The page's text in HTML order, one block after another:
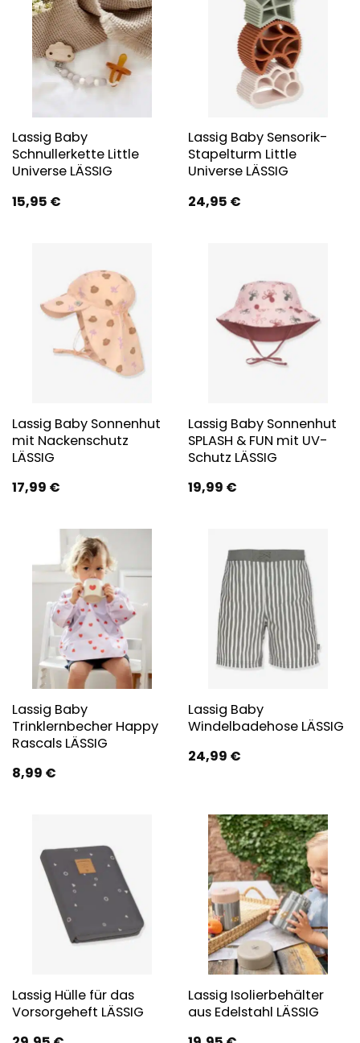
Lassig Baby
Schnullerkette Little
Universe LÄSSIG
15,95 €
Lassig Baby Sensorik-
Stapelturm Little
Universe LÄSSIG
24,95 €
Lassig Baby Sonnenhut
mit Nackenschutz
LÄSSIG
17,99 €
Lassig Baby Sonnenhut
SPLASH & FUN mit UV-
Schutz LÄSSIG
19,99 €
Lassig Baby
Trinklernbecher Happy
Rascals LÄSSIG
8,99 €
Lassig Baby
Windelbadehose LÄSSIG
24,99 €
Lassig Hülle für das
Vorsorgeheft LÄSSIG
Lassig Isolierbehälter
aus Edelstahl LÄSSIG